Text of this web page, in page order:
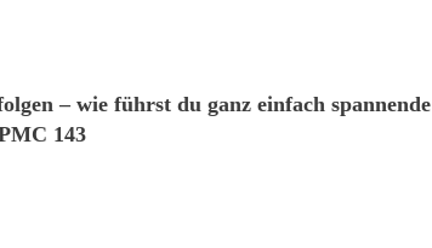
– wie führst du ganz einfach spannende
143